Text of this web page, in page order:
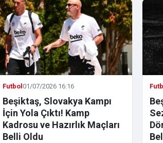
Futbol 01/07/2026 16:16
Beşiktaş, Slovakya Kampı
İçin Yola Çıktı! Kamp
Kadrosu ve Hazırlık Maçları
Belli Oldu